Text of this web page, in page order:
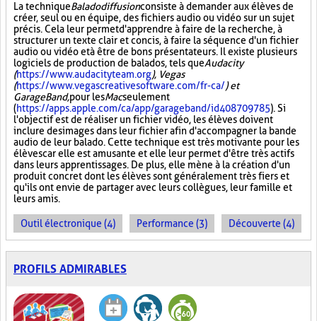
La techniqueBaladodiffusionconsiste à demander aux élèves de
créer, seul ou en équipe, des fichiers audio ou vidéo sur un sujet
précis. Cela leur permet d'apprendre à faire de la recherche, à
structurer un texte clair et concis, à faire la séquence d'un fichier
audio ou vidéo et à être de bons présentateurs. Il existe plusieurs
logiciels de production de balados, tels queAudacity
(https://www.audacityteam.org), Vegas
(https://www.vegascreativesoftware.com/fr-ca/) et
GarageBand,pour lesMacseulement
(https://apps.apple.com/ca/app/garageband/id408709785). Si
l'objectif est de réaliser un fichier vidéo, les élèves doivent
inclure des images dans leur fichier afin d'accompagner la bande
audio de leur balado. Cette technique est très motivante pour les
élèves car elle est amusante et elle leur permet d'être très actifs
dans leurs apprentissages. De plus, elle mène à la création d'un
produit concret dont les élèves sont généralement très fiers et
qu'ils ont envie de partager avec leurs collègues, leur famille et
leurs amis.
Outil électronique (4) Performance (3) Découverte (4)
PROFILS ADMIRABLES